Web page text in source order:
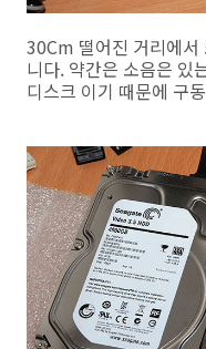
30Cm 떨어진 거리에
니다. 약간은 소음은 있
디스크 이기 때문에 구